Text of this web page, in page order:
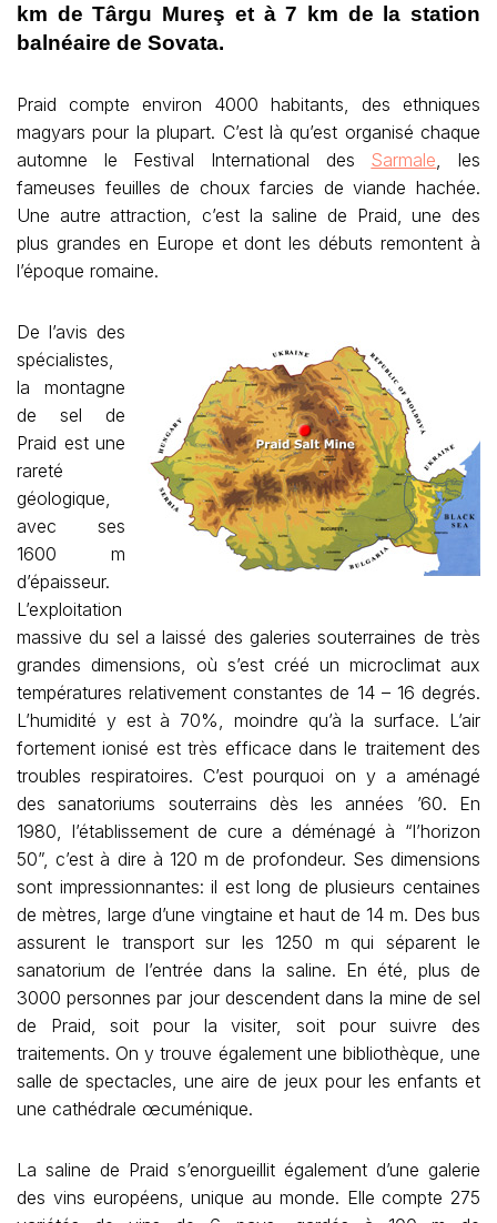
km de Târgu Mureş et à 7 km de la station
balnéaire de Sovata.
Praid compte environ 4000 habitants, des ethniques
magyars pour la plupart. C’est là qu’est organisé chaque
automne le Festival International des Sarmale , les
fameuses feuilles de choux farcies de viande hachée.
Une autre attraction, c’est la saline de Praid, une des
plus grandes en Europe et dont les débuts remontent à
l’époque romaine.
De l’avis des
spécialistes,
la montagne
de sel de
Praid est une
rareté
géologique,
avec ses
1600 m
d’épaisseur.
L’exploitation
massive du sel a laissé des galeries souterraines de très
grandes dimensions, où s’est créé un microclimat aux
températures relativement constantes de 14 – 16 degrés.
L’humidité y est à 70%, moindre qu’à la surface. L’air
fortement ionisé est très efficace dans le traitement des
troubles respiratoires. C’est pourquoi on y a aménagé
des sanatoriums souterrains dès les années ’60. En
1980, l’établissement de cure a déménagé à “l’horizon
50”, c’est à dire à 120 m de profondeur. Ses dimensions
sont impressionnantes: il est long de plusieurs centaines
de mètres, large d’une vingtaine et haut de 14 m. Des bus
assurent le transport sur les 1250 m qui séparent le
sanatorium de l’entrée dans la saline. En été, plus de
3000 personnes par jour descendent dans la mine de sel
de Praid, soit pour la visiter, soit pour suivre des
traitements. On y trouve également une bibliothèque, une
salle de spectacles, une aire de jeux pour les enfants et
une cathédrale œcuménique.
La saline de Praid s’enorgueillit également d’une galerie
des vins européens, unique au monde. Elle compte 275